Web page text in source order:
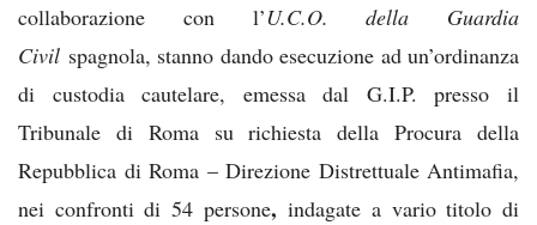
collaborazione con l’U.C.O. della Guardia
Civil spagnola, stanno dando esecuzione ad un’ordinanza
di custodia cautelare, emessa dal G.I.P. presso il
Tribunale di Roma su richiesta della Procura della
Repubblica di Roma – Direzione Distrettuale Antimafia,
nei confronti di 54 persone, indagate a vario titolo di